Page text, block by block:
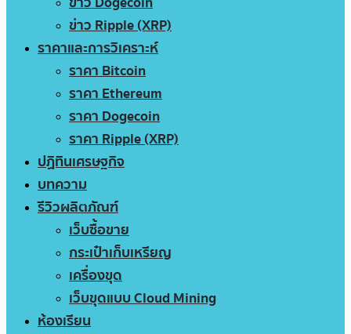
ข่าว Ripple (XRP)
ราคาและการวิเคราะห์
ราคา Bitcoin
ราคา Ethereum
ราคา Dogecoin
ราคา Ripple (XRP)
ปฏิทินเศรษฐกิจ
บทความ
รีวิวผลิตภัณฑ์
เว็บซื้อขาย
กระเป๋าเก็บเหรียญ
เครื่องขุด
เว็บขุดแบบ Cloud Mining
ห้องเรียน